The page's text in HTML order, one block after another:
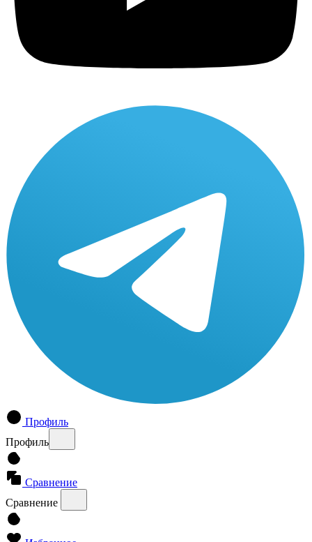
Профиль
Профиль
Сравнение
Сравнение